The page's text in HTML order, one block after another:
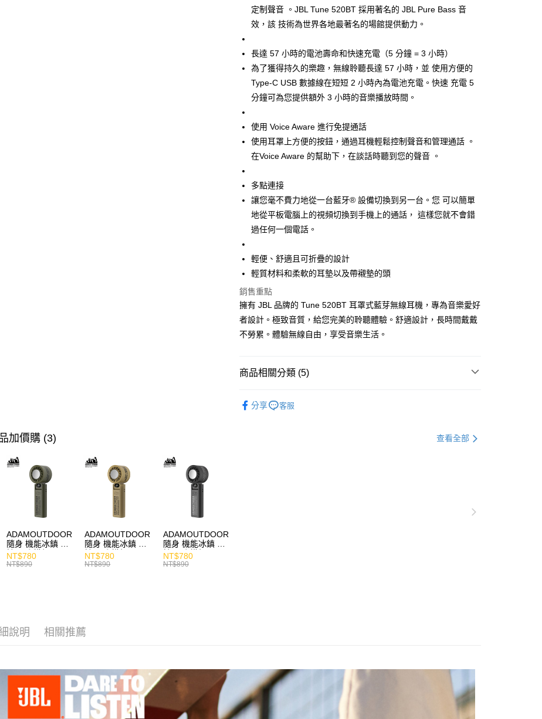
宅配
每筆NT$130，滿NT$399(含以上)免運費
定制聲音 。JBL Tune 520BT 採用著名的 JBL Pure Bass 音
效，該 技術為世界各地最著名的場館提供動力。
長達 57 小時的電池壽命和快速充電（5 分鐘 = 3 小時）
為了獲得持久的樂趣，無線聆聽長達 57 小時，並 使用方便的
Type-C USB 數據線在短短 2 小時內為電池充電。快速 充電 5
分鐘可為您提供額外 3 小時的音樂播放時間。
使用 Voice Aware 進行免提通話
使用耳罩上方便的按鈕，通過耳機輕鬆控制聲音和管理通話 。
在Voice Aware 的幫助下，在談話時聽到您的聲音 。
多點連接
讓您毫不費力地從一台藍牙® 設備切換到另一台。您 可以簡單
地從平板電腦上的視頻切換到手機上的通話， 這樣您就不會錯
過任何一個電話。
輕便、舒適且可折疊的設計
輕質材料和柔軟的耳墊以及帶襯墊的頭
銷售重點
擁有 JBL 品牌的 Tune 520BT 耳罩式藍芽無線耳機，專為音樂愛好
者設計。極致音質，給您完美的聆聽體驗。舒適設計，長時間戴戴
不勞累。體驗無線自由，享受音樂生活。
商品相關分類 (5)
分享 客服
加價購 (3) 查看全部
ADAMOUTDOOR
隨身 機能冰鎮 手
持風扇 掛繩
NT$780
NT$890
ADAMOUTDOOR
隨身 機能冰鎮 手
持風扇 掛繩
NT$780
NT$890
ADAMOUTDOOR
隨身 機能冰鎮 手
持風扇 掛繩
NT$780
NT$890
說明 相關推薦